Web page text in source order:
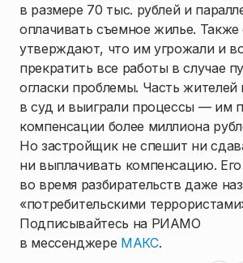
в размере 70 тыс. рублей и
оплачивать съемное жилье. Также
утверждают, что им угрожали и
прекратить все работы в случае
огласки проблемы. Часть жителей
в суд и выиграли процессы — им
компенсации более миллиона
Но застройщик не спешит ни
ни выплачивать компенсацию.
во время разбирательств даже
«потребительскими
Подписывайтесь на РИАМО
в мессенджере МАКС.